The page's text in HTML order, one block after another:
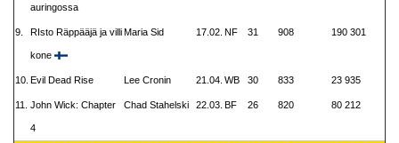
auringossa
9. RIsto Räppääjä ja villi
kone
Maria Sid 17.02. NF 31 908 190 301
10. Evil Dead Rise Lee Cronin 21.04. WB 30 833 23 935
11. John Wick: Chapter
4
Chad Stahelski 22.03. BF 26 820 80 212